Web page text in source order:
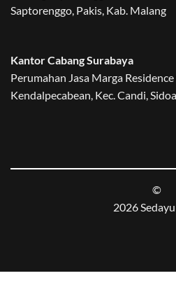
Saptorenggo, Pakis, Kab. Malang
Kantor Cabang Surabaya
Perumahan Jasa Marga Residence
Kendalpecabean, Kec. Candi,
©
2026